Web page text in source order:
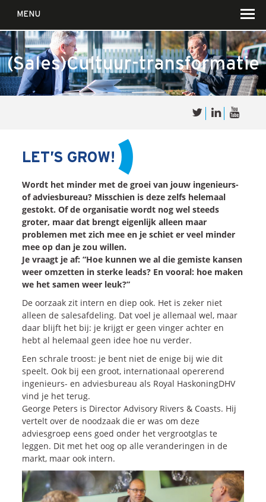
MENU
cultuur
Waar wij in geloven …
Voor wie?
Iets over joúw SalesCultuur
De partners
Onze dienstverlening
Commerciële diagnoses
(Sales)Cultuurtransformaties
DiagnosewinnendeTenders
Een winnendeTender
Gripop jeToekomst
Leiderschap
ProgrammaManagement
Rollen inSales
Sales
Development Programma
SalesCultuurAssessment
Persoonlijkheidsprofielen
(Sales)Cultuur-transformatie
LET’S GROW!
Wordt het minder met de groei van jouw ingenieurs-
of adviesbureau? Misschien is deze zelfs helemaal
gestokt. Of de organisatie wordt nog wel steeds
groter, maar dat brengt eigenlijk alleen maar
problemen met zich mee en je schiet er veel minder
mee op dan je zou willen.
Je vraagt je af: “Hoe kunnen we al die gemiste kansen
weer omzetten in sterke leads? En vooral: hoe maken
we het samen weer leuk?”
De oorzaak zit intern en diep ook. Het is zeker niet
alleen de salesafdeling. Dat voel je allemaal wel, maar
daar blijft het bij: je krijgt er geen vinger achter en
hebt al helemaal geen idee hoe nu verder.
Een schrale troost: je bent niet de enige bij wie dit
speelt. Ook bij een groot, internationaal opererend
ingenieurs- en adviesbureau als Royal HaskoningDHV
vind je het terug.
George Peters is Director Advisory Rivers & Coasts. Hij
vertelt over de noodzaak die er was om deze
adviesgroep eens goed onder het vergrootglas te
leggen. Dit met het oog op alle veranderingen in de
markt, maar ook intern.